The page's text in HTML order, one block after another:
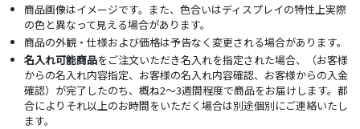
商品画像はイメージです。また、色合いはディスプレイの特性上実際
の色と異なって見える場合があります。
商品の外観・仕様および価格は予告なく変更される場合があります。
名入れ可能商品をご注文いただき名入れを指定された場合、（お客様
からの名入れ内容指定、お客様の名入れ内容確認、お客様からの入金
確認）が完了したのち、概ね2～3週間程度で商品をお届けします。都
合によりそれ以上のお時間をいただく場合は別途個別にご連絡いたし
ます。